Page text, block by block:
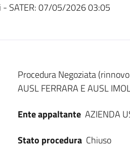
SATER:07/05/2026 03:05
Dati del bando
Procedura Negoziata (rinnovo
AUSL FERRARA E AUSL
Ente appaltante AZIENDA
Stato procedura Chiuso